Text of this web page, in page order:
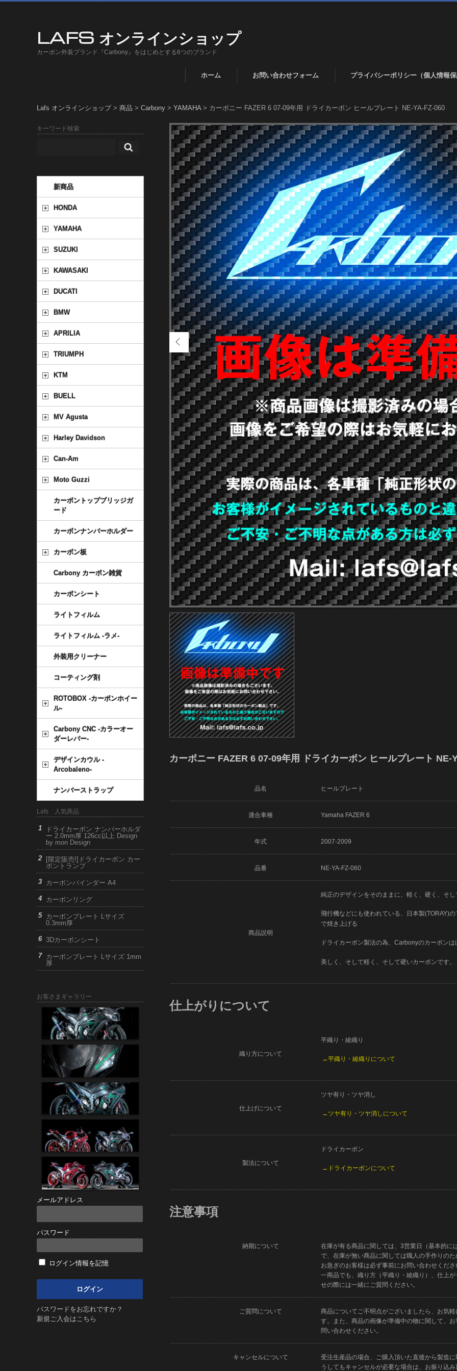
LAFS オンラインショップ
カーボン外装ブランド『Carbony』をはじめとする6つのブランド
ホーム お問い合わせフォーム プライバシーポリシー（個人情報
Lafs オンラインショップ> 商品 > Carbony > YAMAHA> カーボニー FAZER 6 07-09年用 ドライカーボン ヒールプレート NE-YA-FZ-060
カーボニー FAZER 6 07-09年用 ドライカーボン ヒールプレート NE-
品名 ヒールプレート
適合車種 Yamaha FAZER 6
年式 2007-2009
品番 NE-YA-FZ-060
商品説明
純正のデザインをそのままに、軽く、硬く、そ
飛行機などにも使われている、日本製(TORAY)
で焼き上げる
ドライカーボン製法の為、Carbonyのカーボン
美しく、そして軽く、そして硬いカーボンです。
仕上がりについて
織り方について
平織り・綾織り
→平織り・綾織りについて
仕上げについて
ツヤ有り・ツヤ消し
→ツヤ有り・ツヤ消しについて
製法について
ドライカーボン
→ドライカーボンについて
注意事項
納期について
在庫が有る商品に関しては、3営業日（基本的に
で、在庫が無い商品に関しては職人の手作りの
お急ぎのお客様は必ず事前にお問い合わせくだ
一商品でも、織り方（平織り・綾織り）、仕上
せの際には一緒にご質問ください。
ご質問について
商品についてご不明点がございましたら、お気
す。また、商品の画像が準備中の物に関して、
問い合わせください。
キャンセルについて
受注生産品の場合、ご購入頂いた直後から製造
うしてもキャンセルが必要な場合は、お振り込
キーワード検索
新商品
HONDA
YAMAHA
SUZUKI
KAWASAKI
DUCATI
BMW
APRILIA
TRIUMPH
KTM
BUELL
MV Agusta
Harley Davidson
Can-Am
Moto Guzzi
カーボントップブリッジガ
ード
カーボンナンバーホルダー
カーボン板
Carbony カーボン雑貨
カーボンシート
ライトフィルム
ライトフィルム -ラメ-
外装用クリーナー
コーティング剤
ROTOBOX -カーボンホイー
ル-
Carbony CNC -カラーオー
ダーレバー-
デザインカウル -
Arcobaleno-
ナンバーストラップ
Lafs 人気商品
ドライカーボン ナンバーホルダ
ー 2.0mm厚 126cc以上 Design
by mon Design
[限定販売!]ドライカーボン カー
ボントランプ
カーボンバインダー A4
カーボンリング
カーボンプレート Lサイズ
0.3mm厚
3Dカーボンシート
カーボンプレート Lサイズ 1mm
厚
お客さまギャラリー
メールアドレス
パスワード
ログイン情報を記憶
パスワードをお忘れですか？
新規ご入会はこちら